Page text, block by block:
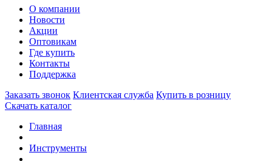
О компании
Новости
Акции
Оптовикам
Где купить
Контакты
Поддержка
Заказать звонок Клиентская служба Купить в розницу
Скачать каталог
Главная
Инструменты